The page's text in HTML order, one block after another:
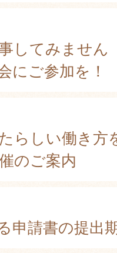
してみません
にご参加を！
らしい働き方
のご案内
申請書の提出